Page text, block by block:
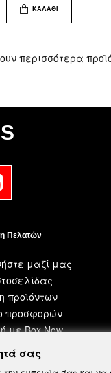
ΚΑΛΆΘΙ
περισσότερα
Πελατών
μαζί μας
προϊόντων
προσφορών
με Box Now
σας